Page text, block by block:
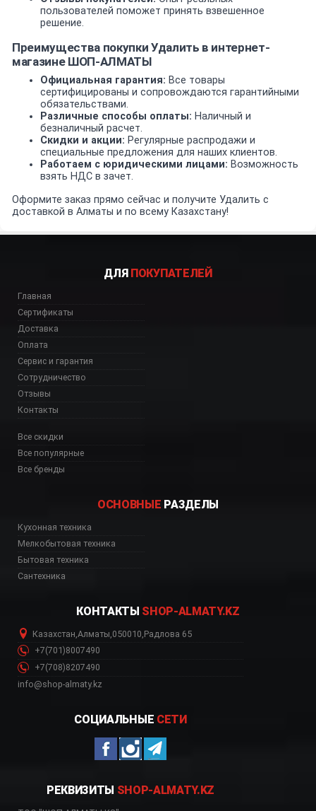
пользователей поможет принять взвешенное
решение.
Преимущества покупки Удалить в интернет-
магазине ШОП-АЛМАТЫ
Официальная гарантия: Все товары
сертифицированы и сопровождаются гарантийными
обязательствами.
Различные способы оплаты: Наличный и
безналичный расчет.
Скидки и акции: Регулярные распродажи и
специальные предложения для наших клиентов.
Работаем с юридическими лицами: Возможность
взять НДС в зачет.
Оформите заказ прямо сейчас и получите Удалить с
доставкой в Алматы и по всему Казахстану!
цена, Астана,
ДЛЯ ПОКУПАТЕЛЕЙ
Главная
Сертификаты
Доставка
Оплата
Сервис и гарантия
Сотрудничество
Отзывы
Контакты
Все скидки
Все популярные
Все бренды
ОСНОВНЫЕ РАЗДЕЛЫ
Кухонная техника
Мелкобытовая техника
Бытовая техника
Сантехника
КОНТАКТЫ SHOP-ALMATY.KZ
Казахстан Алматы 050010 Радлова 65
+7(701)8007490
+7(708)8207490
info@shop-almaty.kz
СОЦИАЛЬНЫЕ СЕТИ
РЕКВИЗИТЫ SHOP-ALMATY.KZ